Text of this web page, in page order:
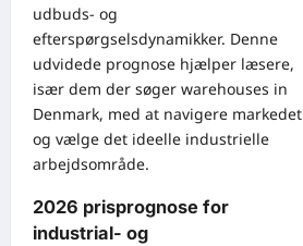
udbuds- og
efterspørgselsdynamikker. Denne
udvidede prognose hjælper læsere,
især dem der søger warehouses in
Denmark, med at navigere markedet
og vælge det ideelle industrielle
arbejdsområde.
2026 prisprognose for
industrial- og